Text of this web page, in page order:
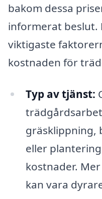
bakom dessa
informerat beslut.
viktigaste
kostnaden för
Typ av tjänst:
gräsklippning,
eller
kostnader.
kan vara